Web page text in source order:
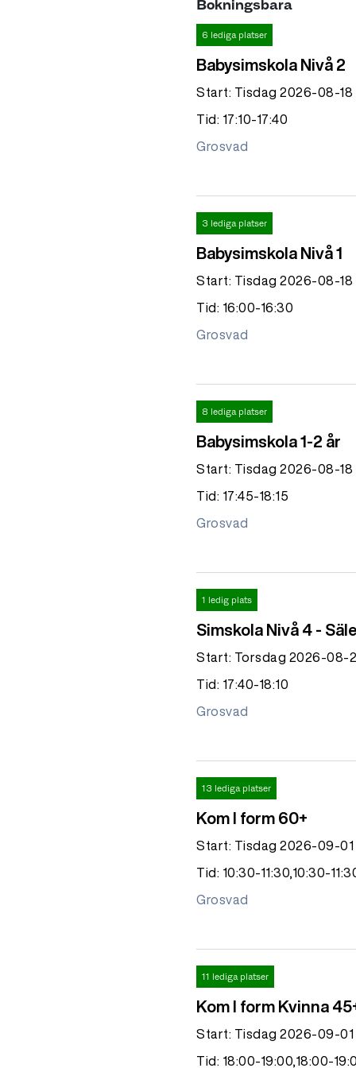
Bokningsbara
6 lediga platser
Babysimskola Nivå 2
Start: Tisdag 2026-08-18
Tid: 17:10-17:40
Grosvad
3 lediga platser
Babysimskola Nivå 1
Start: Tisdag 2026-08-18
Tid: 16:00-16:30
Grosvad
8 lediga platser
Babysimskola 1-2 år
Start: Tisdag 2026-08-18
Tid: 17:45-18:15
Grosvad
1 ledig plats
Simskola Nivå 4 -
Start: Torsdag 2026-08-
Tid: 17:40-18:10
Grosvad
13 lediga platser
Kom I form 60+
Start: Tisdag 2026-09-01
Tid: 10:30-11:30,10:30-
Grosvad
11 lediga platser
Kom I form Kvinna
Start: Tisdag 2026-09-01
Tid: 18:00-19:00,18:00-